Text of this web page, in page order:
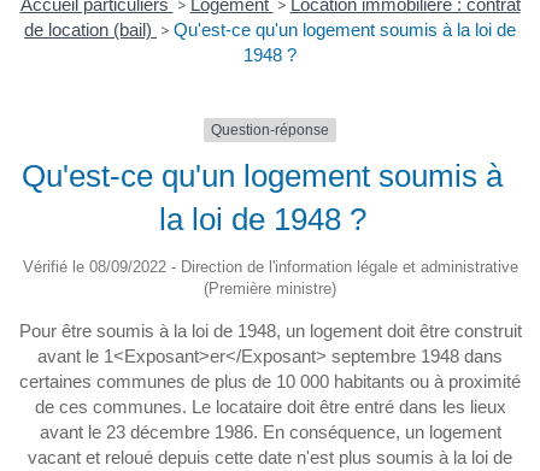
Accueil particuliers > Logement > Location immobilière : contrat
de location (bail) > Qu'est-ce qu'un logement soumis à la loi de
1948 ?
Question-réponse
Qu'est-ce qu'un logement soumis à
la loi de 1948 ?
Vérifié le 08/09/2022 - Direction de l'information légale et administrative
(Première ministre)
Pour être soumis à la loi de 1948, un logement doit être construit
avant le 1<Exposant>er</Exposant> septembre 1948 dans
certaines communes de plus de 10 000 habitants ou à proximité
de ces communes. Le locataire doit être entré dans les lieux
avant le 23 décembre 1986. En conséquence, un logement
vacant et reloué depuis cette date n'est plus soumis à la loi de